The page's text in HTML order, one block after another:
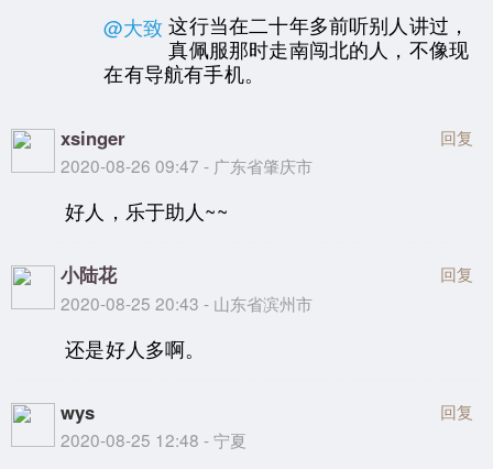
@大致 这行当在二十年多前听别人讲过，
真佩服那时走南闯北的人，不像现
在有导航有手机。
xsinger
2020-08-26 09:47 - 广东省肇庆市
回复
好人，乐于助人~~
小陆花
2020-08-25 20:43 - 山东省滨州市
回复
还是好人多啊。
wys
2020-08-25 12:48 - 宁夏
回复